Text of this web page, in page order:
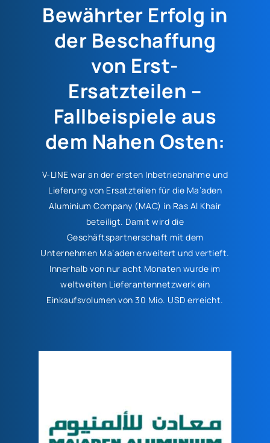
Bewährter Erfolg in
der Beschaffung
von Erst-
Ersatzteilen –
Fallbeispiele aus
dem Nahen Osten:
V-LINE war an der ersten Inbetriebnahme und
Lieferung von Ersatzteilen für die Ma’aden
Aluminium Company (MAC) in Ras Al Khair
beteiligt. Damit wird die
Geschäftspartnerschaft mit dem
Unternehmen Ma’aden erweitert und vertieft.
Innerhalb von nur acht Monaten wurde im
weltweiten Lieferantennetzwerk ein
Einkaufsvolumen von 30 Mio. USD erreicht.